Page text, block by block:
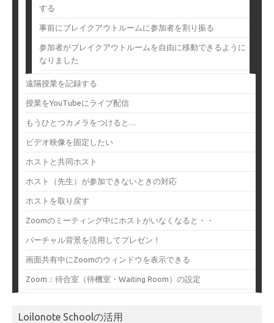
する
事前にブレイクアウトルームに参加者を割り振る
参加者がブレイクアウトルームを自由に移動できるように
なりました
遠隔授業を記録する
授業をYouTubeにライブ配信
もうひとつカメラをつけると…
ビデオ映像を固定したい
ホストと共同ホスト
ホスト（先生）が参加できないときの対応
ホストを取り戻す
Zoomのミーティング中にホストがいなくなると・・
バーチャル背景を活用してプレゼン！
画面共有中にZoomのウィンドウを表示できる
Zoom：待合室（待機室・Waiting Room）の設定
Loilonote Schoolの活用